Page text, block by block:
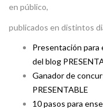
en público,
publicados en distintos
Presentación para
del blog
Ganador de
PRESENTABLE
10 pasos para